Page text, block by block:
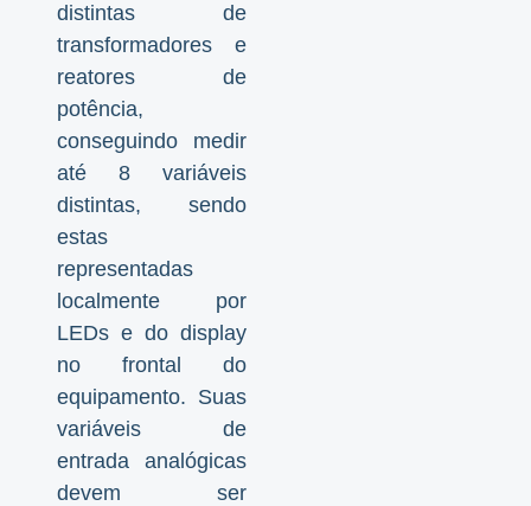
distintas de
transformadores e
reatores de
potência,
conseguindo medir
até 8 variáveis
distintas, sendo
estas
representadas
localmente por
LEDs e do display
no frontal do
equipamento. Suas
variáveis de
entrada analógicas
devem ser